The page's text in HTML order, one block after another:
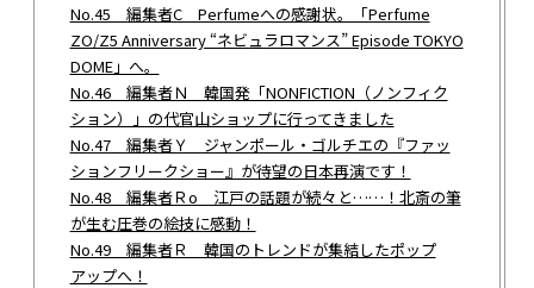
No.45 編集者C Perfumeへの感謝状。「Perfume
ZO/Z5 Anniversary “ネビュラロマンス” Episode TOKYO
DOME」へ。
No.46 編集者Ｎ 韓国発「NONFICTION（ノンフィク
ション）」の代官山ショップに行ってきました
No.47 編集者Ｙ ジャンポール・ゴルチエの『ファッ
ションフリークショー』が待望の日本再演です！
No.48 編集者Ｒo 江戸の話題が続々と……！北斎の筆
が生む圧巻の絵技に感動！
No.49 編集者Ｒ 韓国のトレンドが集結したポップ
アップへ！